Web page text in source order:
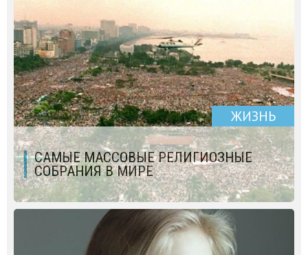
ЖИЗНЬ
САМЫЕ МАССОВЫЕ РЕЛИГИОЗНЫЕ
СОБРАНИЯ В МИРЕ